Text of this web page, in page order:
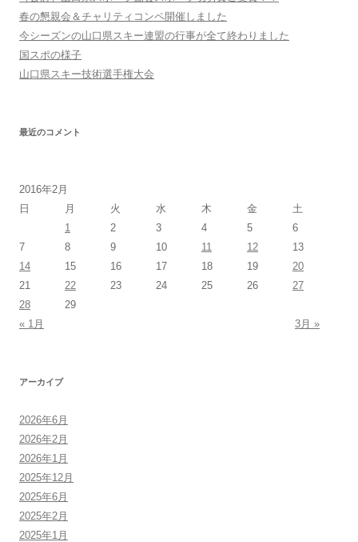
春の懇親会＆チャリティコンペ開催しました
今シーズンの山口県スキー連盟の行事が全て終わりました
国スポの様子
山口県スキー技術選手権大会
最近のコメント
2016年2月
日
月 火 水 木 金
土
1
2 3 4 5
6
7
8 9 10 11 12
13
14
15 16 17 18 19
20
21
22 23 24 25 26
27
28
29
« 1月
3月 »
アーカイブ
2026年6月
2026年2月
2026年1月
2025年12月
2025年6月
2025年2月
2025年1月